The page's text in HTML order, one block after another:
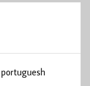
portuguesh